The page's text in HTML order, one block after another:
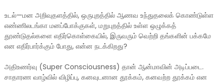
உடல்—மன அறிவுதளத்தில், ஒருபுறத்தில் ஆணவ உந்துதலைக் கொண்டுள்ள
எண்ணிலடங்கா மனப்போக்குகள், மறுபுறத்தில் உள்ள ஒழுக்கத்
தூண்டுதல்களை எதிர்கொள்கையில், இருவரும் வெற்றி தங்களின் பக்கமே
என எதிர்பார்க்கும் போது, என்ன நடக்கிறது?
அதிஉணர்வு (Super Consciousness) தான் ஆன்மாவின் அடிப்படை.
சாதாரண வாழ்வில் விழிப்பு, கனவுடனான தூக்கம், கனவற்ற தூக்கம் என